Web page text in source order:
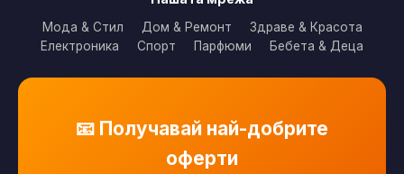
Мода & Стил Дом & Ремонт
Здраве & Красота
Електроника
Спорт Парфюми Бебета & Деца
📧 Получавай най-добрите
оферти